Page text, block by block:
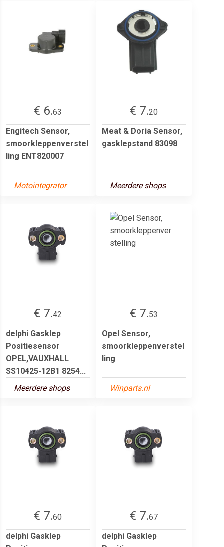
€ 6.63
Engitech Sensor,
smoorkleppenverstel
ling ENT820007
Motointegrator
€ 7.20
Meat & Doria Sensor,
gasklepstand 83098
Meerdere shops
€ 7.42
delphi Gasklep
Positiesensor
OPEL,VAUXHALL
SS10425-12B1 8254...
Meerdere shops
€ 7.53
Opel Sensor,
smoorkleppenverstel
ling
Winparts.nl
€ 7.60
delphi Gasklep
€ 7.67
delphi Gasklep